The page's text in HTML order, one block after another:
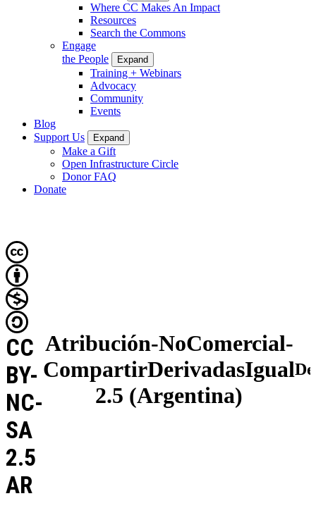
Where CC Makes An Impact
Resources
Search the Commons
Engage
the People
Expand
Training + Webinars
Advocacy
Community
Events
Blog
Support Us
Expand
Make a Gift
Open Infrastructure Circle
Donor FAQ
Donate
Atribución-NoComercial-
CompartirDerivadasIgual
2.5 (Argentina)
CC
BY-
NC-
SA
2.5
AR